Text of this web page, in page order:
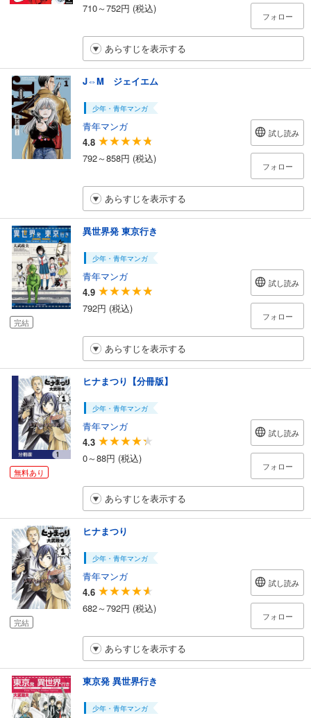
710～752円 (税込)
フォロー
あらすじを表示する
J⇔M ジェイエム
少年・青年マンガ
青年マンガ
4.8
792～858円 (税込)
試し読み
フォロー
あらすじを表示する
完結
異世界発 東京行き
少年・青年マンガ
青年マンガ
4.9
792円 (税込)
試し読み
フォロー
あらすじを表示する
無料あり
ヒナまつり【分冊版】
少年・青年マンガ
青年マンガ
4.3
0～88円 (税込)
試し読み
フォロー
あらすじを表示する
完結
ヒナまつり
少年・青年マンガ
青年マンガ
4.6
682～792円 (税込)
試し読み
フォロー
あらすじを表示する
東京発 異世界行き
少年・青年マンガ